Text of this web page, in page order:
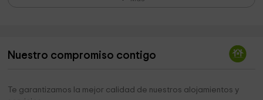
Fundación Santuario Gaia 3,9 km
Nuestro compromiso contigo
Te garantizamos la mejor calidad de nuestros alojamientos y